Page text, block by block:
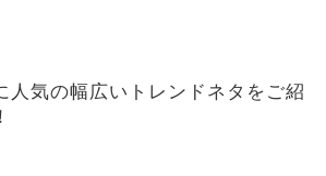
人気の幅広いトレンドネタをご紹